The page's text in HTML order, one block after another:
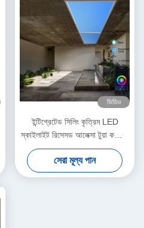
ভিডিও
ইন্টিগ্রেটেড সিলিং কৃত্রিম LED
স্কাইলাইট রিসেসড আলেক্সা টুয়া কন্ট্রোল
সিসিটি 6500K
সেরা মূল্য পান